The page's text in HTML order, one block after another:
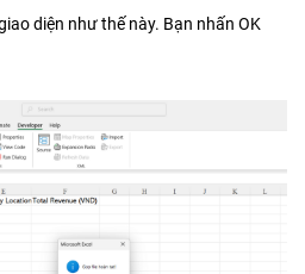
diện như thế này. Bạn nhấn OK